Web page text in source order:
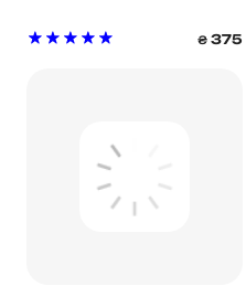
₴ 375